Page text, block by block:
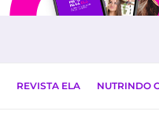
REVISTA ELA NUTRINDO